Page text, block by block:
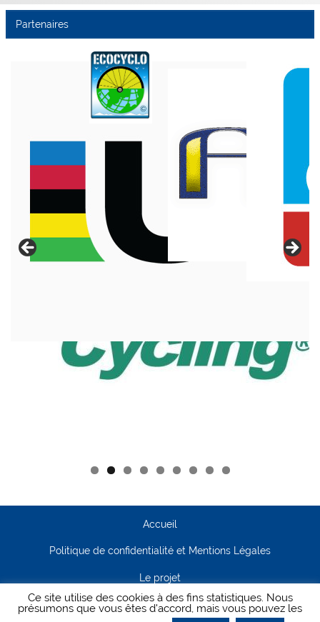
Partenaires
Accueil
Politique de confidentialité et Mentions Légales
Le projet
Contact
Ce site utilise des cookies à des fins statistiques. Nous
présumons que vous êtes d'accord, mais vous pouvez les